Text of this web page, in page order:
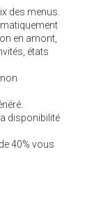
des menus.
en amont,
états
disponibilité
40% vous